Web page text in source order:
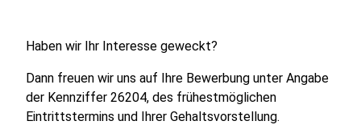
Haben wir Ihr Interesse geweckt?
Dann freuen wir uns auf Ihre Bewerbung unter Angabe
der Kennziffer 26204, des frühestmöglichen
Eintrittstermins und Ihrer Gehaltsvorstellung.